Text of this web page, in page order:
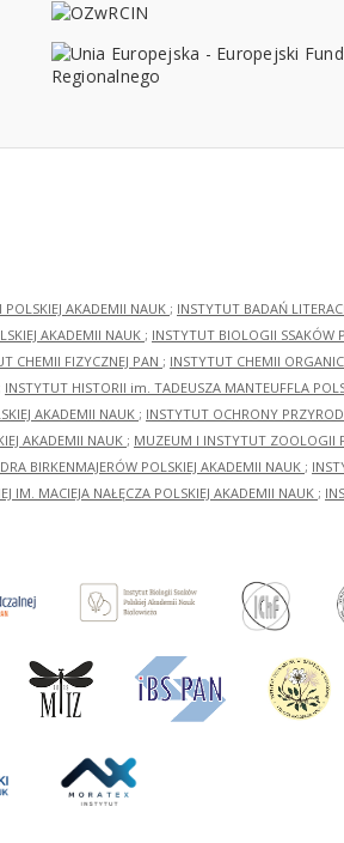
AKADEMII NAUK ; INSTYTUT BADAŃ
AKADEMII NAUK ; INSTYTUT BIOLOGII SSAKÓW
CHEMII FIZYCZNEJ PAN ; INSTYTUT CHEMII
INSTYTUT HISTORII im. TADEUSZA MANTEUFFLA
AKADEMII NAUK ; INSTYTUT OCHRONY
AKADEMII NAUK ; MUZEUM I INSTYTUT ZOOLOGII
BIRKENMAJERÓW POLSKIEJ AKADEMII NAUK ;
IM. MACIEJA NAŁĘCZA POLSKIEJ AKADEMII NAUK ;